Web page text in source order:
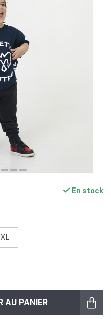
En stock
XL
AU PANIER